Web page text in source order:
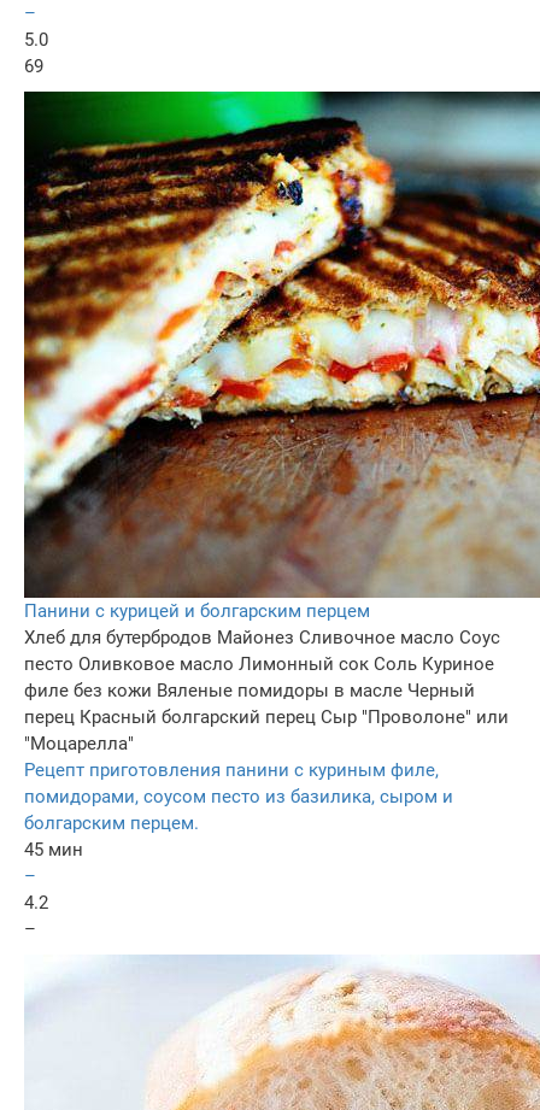
–
5.0
69
Панини с курицей и болгарским перцем
Хлеб для бутербродов Майонез Сливочное масло Соус
песто Оливковое масло Лимонный сок Соль Куриное
филе без кожи Вяленые помидоры в масле Черный
перец Красный болгарский перец Сыр "Проволоне" или
"Моцарелла"
Рецепт приготовления панини с куриным филе,
помидорами, соусом песто из базилика, сыром и
болгарским перцем.
45 мин
–
4.2
–